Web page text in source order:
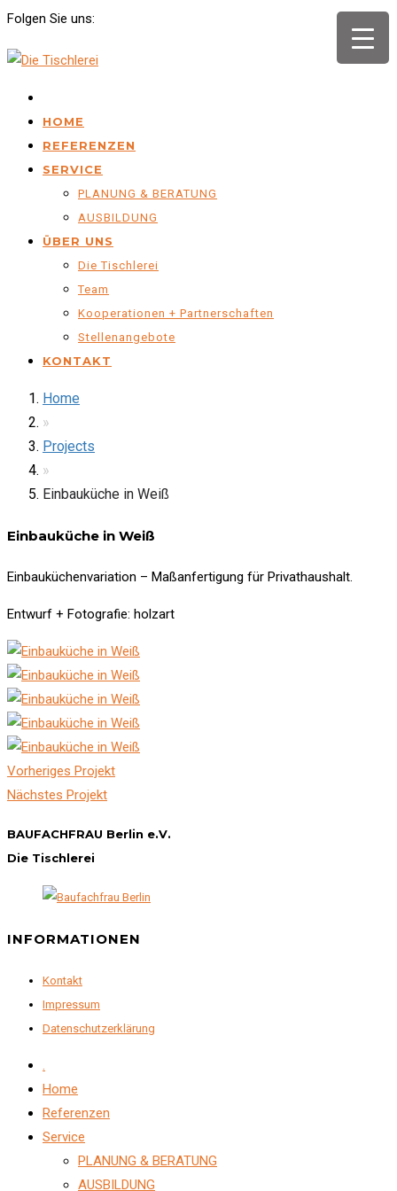
Folgen Sie uns:
HOME
REFERENZEN
SERVICE
PLANUNG & BERATUNG
AUSBILDUNG
ÜBER UNS
Die Tischlerei
Team
Kooperationen + Partnerschaften
Stellenangebote
KONTAKT
Home
»
Projects
»
Einbauküche in Weiß
Einbauküche in Weiß
Einbauküchenvariation – Maßanfertigung für Privathaushalt.
Entwurf + Fotografie: holzart
Vorheriges Projekt
Nächstes Projekt
BAUFACHFRAU Berlin e.V.
Die Tischlerei
INFORMATIONEN
Kontakt
Impressum
Datenschutzerklärung
.
Home
Referenzen
Service
PLANUNG & BERATUNG
AUSBILDUNG